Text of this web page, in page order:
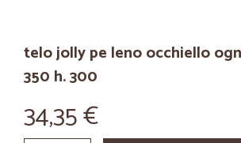
telo jolly pe leno occhiello
350 h. 300
34,35 €